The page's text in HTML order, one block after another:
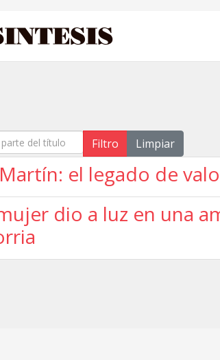
del título Filtro Limpiar
Martín: el legado de
dio a luz en una